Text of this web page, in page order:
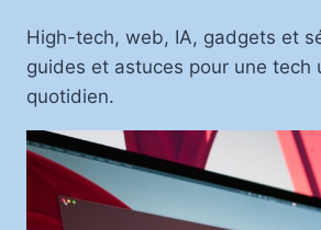
High-tech, web, IA, gadgets et
guides et astuces pour une tech
quotidien.